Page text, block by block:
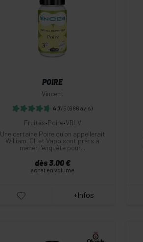
Commander
POIRE
Vincent
4.7/5 (686 avis)
Fruités•Poire•VDLV
Une certaine Poire qu'on appellerait
William. Oli et Vapo sont prêts à
mener l'enquête pour...
dès 3.00 €
achat en volume
+Infos